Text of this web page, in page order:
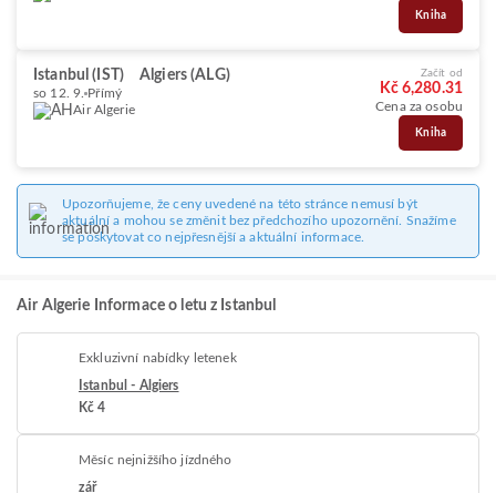
Kniha
Istanbul (IST) Algiers (ALG)
so 12. 9. Přímý
Air Algerie
Začít od
Kč 6,280.31
Cena za osobu
Kniha
Upozorňujeme, že ceny uvedené na této stránce nemusí být
aktuální a mohou se změnit bez předchozího upozornění. Snažíme
se poskytovat co nejpřesnější a aktuální informace.
Air Algerie Informace o letu z Istanbul
Exkluzivní nabídky letenek
Istanbul - Algiers
Kč 4
Měsíc nejnižšího jízdného
zář